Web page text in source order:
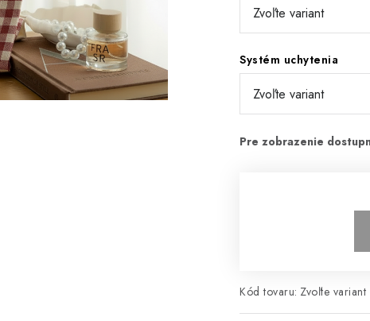
Systém uchytenia
Kód tovaru: Zvoľte variant